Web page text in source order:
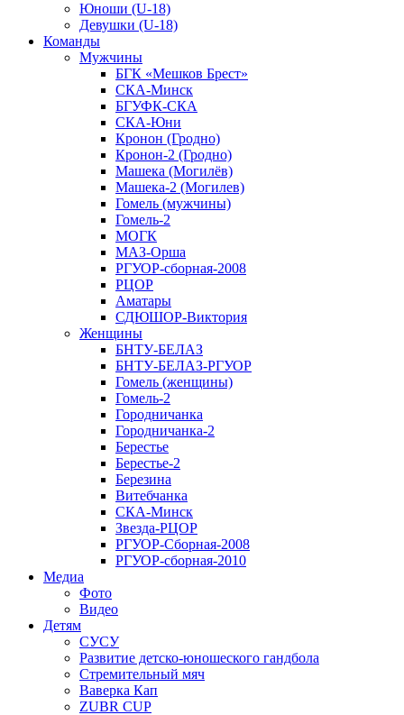
Юноши (U-18)
Девушки (U-18)
Команды
Мужчины
БГК «Мешков Брест»
СКА-Минск
БГУФК-СКА
СКА-Юни
Кронон (Гродно)
Кронон-2 (Гродно)
Машека (Могилёв)
Машека-2 (Могилев)
Гомель (мужчины)
Гомель-2
МОГК
МАЗ-Орша
РГУОР-сборная-2008
РЦОР
Аматары
СДЮШОР-Виктория
Женщины
БНТУ-БЕЛАЗ
БНТУ-БЕЛАЗ-РГУОР
Гомель (женщины)
Гомель-2
Городничанка
Городничанка-2
Берестье
Берестье-2
Березина
Витебчанка
СКА-Минск
Звезда-РЦОР
РГУОР-Сборная-2008
РГУОР-сборная-2010
Медиа
Фото
Видео
Детям
СУСУ
Развитие детско-юношеского гандбола
Стремительный мяч
Ваверка Кап
ZUBR CUP